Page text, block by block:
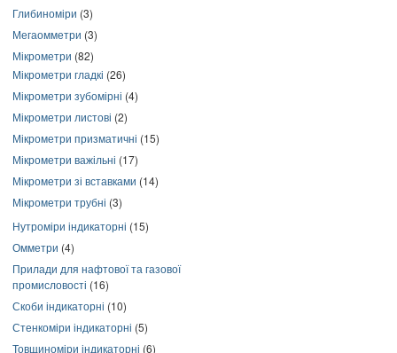
Глибиноміри (3)
Мегаомметри (3)
Мікрометри (82)
Мікрометри гладкі (26)
Мікрометри зубомірні (4)
Мікрометри листові (2)
Мікрометри призматичні (15)
Мікрометри важільні (17)
Мікрометри зі вставками (14)
Мікрометри трубні (3)
Нутроміри індикаторні (15)
Омметри (4)
Прилади для нафтової та газової
промисловості (16)
Скоби індикаторні (10)
Стенкоміри індикаторні (5)
Товщиноміри індикаторні (6)